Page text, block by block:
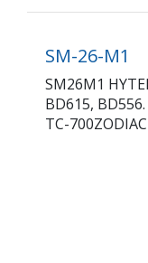
SM-26-M1
SM26M1
BD615,
TC-